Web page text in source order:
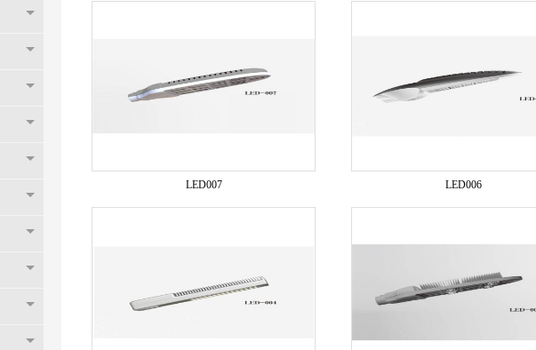
LED007 LED006